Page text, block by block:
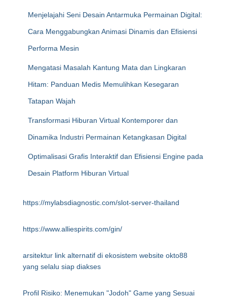
Menjelajahi Seni Desain Antarmuka Permainan Digital:
Cara Menggabungkan Animasi Dinamis dan Efisiensi
Performa Mesin
Mengatasi Masalah Kantung Mata dan Lingkaran
Hitam: Panduan Medis Memulihkan Kesegaran
Tatapan Wajah
Transformasi Hiburan Virtual Kontemporer dan
Dinamika Industri Permainan Ketangkasan Digital
Optimalisasi Grafis Interaktif dan Efisiensi Engine pada
Desain Platform Hiburan Virtual
https://mylabsdiagnostic.com/slot-server-thailand
https://www.alliespirits.com/gin/
arsitektur link alternatif di ekosistem website okto88
yang selalu siap diakses
Profil Risiko: Menemukan "Jodoh" Game yang Sesuai